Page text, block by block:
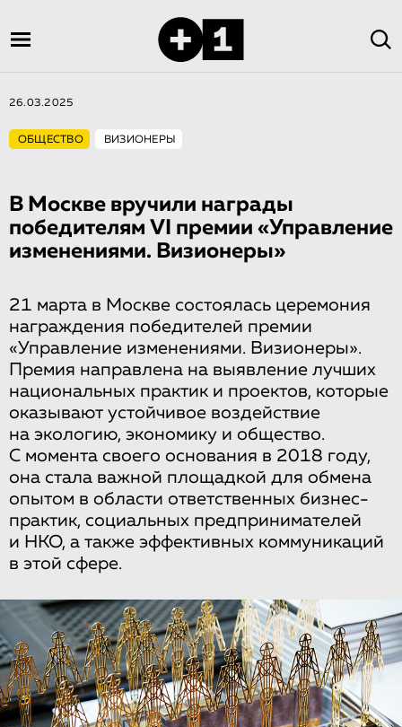
26.03.2025
ОБЩЕСТВО ВИЗИОНЕРЫ
В Москве вручили награды
победителям VI премии «Управление
изменениями. Визионеры»
21 марта в Москве состоялась церемония
награждения победителей премии
«Управление изменениями. Визионеры».
Премия направлена на выявление лучших
национальных практик и проектов, которые
оказывают устойчивое воздействие
на экологию, экономику и общество.
С момента своего основания в 2018 году,
она стала важной площадкой для обмена
опытом в области ответственных бизнес-
практик, социальных предпринимателей
и НКО, а также эффективных коммуникаций
в этой сфере.